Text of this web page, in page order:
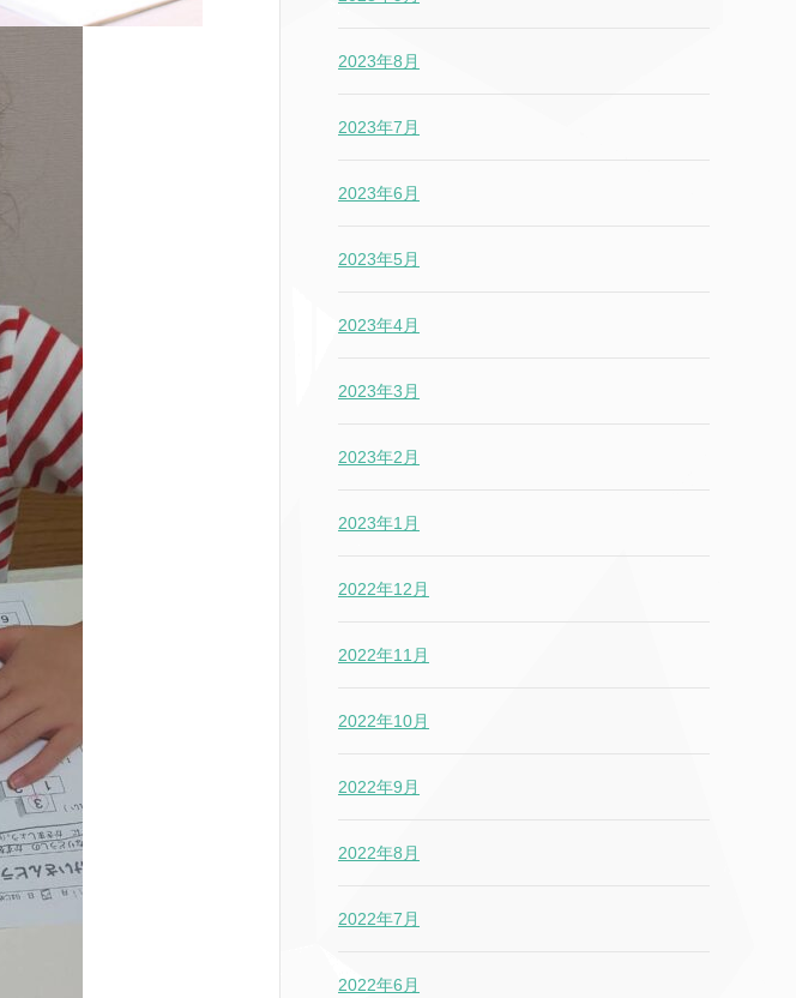
2023年8月
2023年7月
2023年6月
2023年5月
2023年4月
2023年3月
2023年2月
2023年1月
2022年12月
2022年11月
2022年10月
2022年9月
2022年8月
2022年7月
2022年6月